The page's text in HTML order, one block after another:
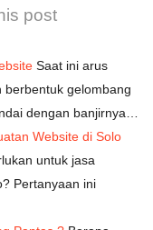
post
Saat ini arus
berbentuk gelombang
dengan banjirnya…
Website di Solo
untuk jasa
Pertanyaan ini